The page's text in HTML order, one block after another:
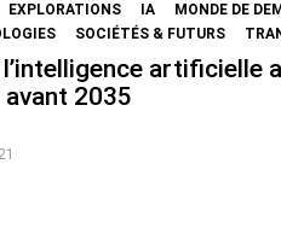
EXPLORATIONS IA
MONDE DE
SOCIÉTÉS & FUTURS
l’intelligence artificielle
avant 2035